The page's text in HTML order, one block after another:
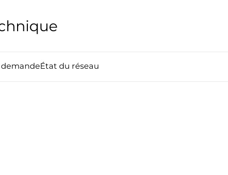
État du réseau